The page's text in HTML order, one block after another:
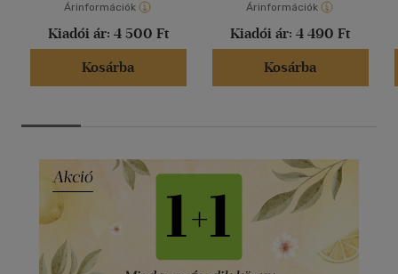
Árinformációk
Kiadói ár: 4 500 Ft
Kosárba
Árinformációk
Kiadói ár: 4 490 Ft
Kosárba